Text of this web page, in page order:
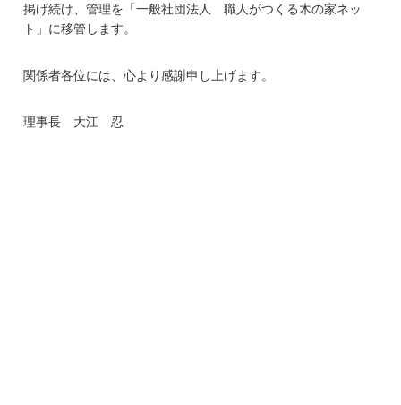
掲げ続け、管理を「一般社団法人 職人がつくる木の家ネッ
ト」に移管します。
関係者各位には、心より感謝申し上げます。
理事長 大江 忍